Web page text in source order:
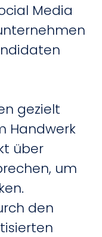
Media
gezielt
Handwerk
über
um
den